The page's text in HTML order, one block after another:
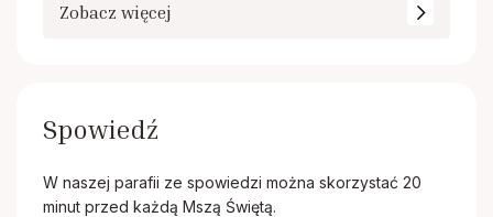
Zobacz więcej
Spowiedź
W naszej parafii ze spowiedzi można skorzystać 20
minut przed każdą Mszą Świętą.